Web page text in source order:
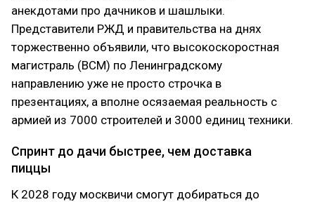
анекдотами про дачников и шашлыки.
Представители РЖД и правительства на днях
торжественно объявили, что высокоскоростная
магистраль (ВСМ) по Ленинградскому
направлению уже не просто строчка в
презентациях, а вполне осязаемая реальность с
армией из 7000 строителей и 3000 единиц техники.
Спринт до дачи быстрее, чем доставка
пиццы
К 2028 году москвичи смогут добираться до